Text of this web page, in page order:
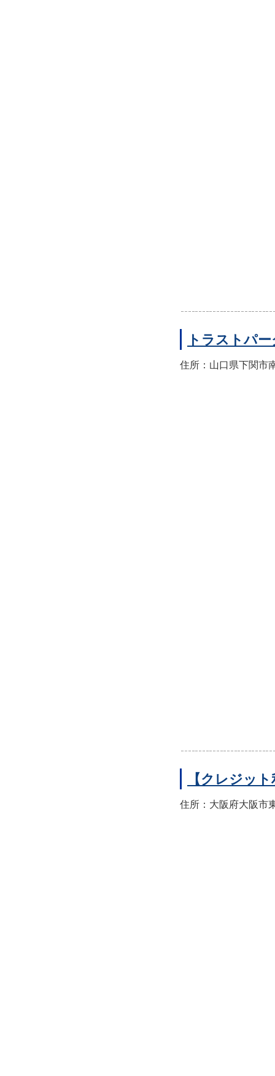
トラストパ
住所：山口県下関市
【クレジッ
住所：大阪府大阪市